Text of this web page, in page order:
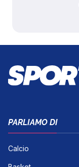
PARLIAMO DI
Calcio